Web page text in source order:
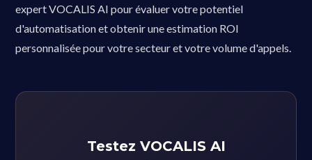
expert VOCALIS AI pour évaluer votre potentiel
d'automatisation et obtenir une estimation ROI
personnalisée pour votre secteur et votre volume d'appels.
Testez VOCALIS AI